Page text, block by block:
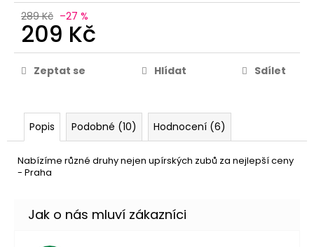
289 Kč –27 %
209 Kč
Zeptat se Hlídat Sdílet
Popis Podobné (10) Hodnocení (6)
Nabízíme různé druhy nejen upírských zubů za nejlepší ceny
- Praha